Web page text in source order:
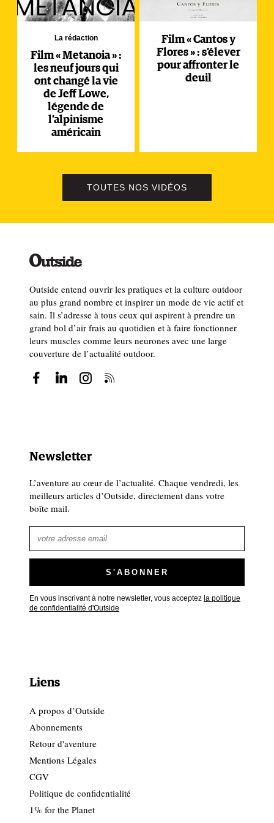
La rédaction
Film « Metanoia » :
les neuf jours qui
ont changé la vie
de Jeff Lowe,
légende de
l’alpinisme
américain
Film « Cantos y
Flores » : s’élever
pour affronter le
deuil
TOUTES NOS VIDÉOS
Outside entend ouvrir les pratiques et la culture outdoor
au plus grand nombre et inspirer un mode de vie actif et
sain. Il s’adresse à tous ceux qui aspirent à prendre un
grand bol d’air frais au quotidien et à faire fonctionner
leurs muscles comme leurs neurones avec une large
couverture de l’actualité outdoor.
Newsletter
L’aventure au cœur de l’actualité. Chaque vendredi, les
meilleurs articles d’Outside, directement dans votre
boîte mail.
En vous inscrivant à notre newsletter, vous acceptez la politique
de confidentialité d'Outside
Liens
A propos d’Outside
Abonnements
Retour d'aventure
Mentions Légales
CGV
Politique de confidentialité
1% for the Planet